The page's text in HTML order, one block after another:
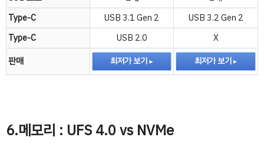
Type-C
USB 3.1 Gen 2
USB 3.2 Gen 2
Type-C
USB 2.0
X
판매
최저가 보기 최저가 보기
6.메모리 : UFS 4.0 vs NVMe